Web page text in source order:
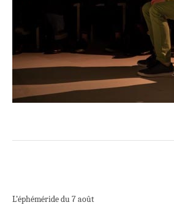
L’éphéméride du 7 août